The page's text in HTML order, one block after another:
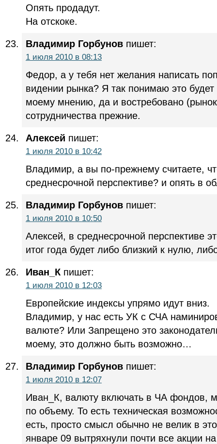
Опять продадут.
На отскоке.
Владимир Горбунов пишет:
1 июля 2010 в 08:13
Федор, а у тебя нет желания написать
видении рынка? Я так понимаю это
моему мнению, да и востребовано
сотрудничества прежние.
Алексей пишет:
1 июля 2010 в 10:42
Владимир, а вы по-прежнему считаете,
среднесрочной перспективе? и опять в
Владимир Горбунов пишет:
1 июля 2010 в 10:50
Алексей, в среднесрочной перспективе
итог года будет либо близкий к нулю,
Иван_К пишет:
1 июля 2010 в 12:03
Европейские индексы упрямо идут вниз.
Владимир, у нас есть УК с СЧА
валюте? Или Запрещено это
моему, это должно быть возможно…
Владимир Горбунов пишет:
1 июля 2010 в 12:07
Иван_К, валюту включать в ЧА фондов,
по объему. То есть техническая
есть, просто смысл обычно не велик в
январе 09 вытряхнули почти все акции